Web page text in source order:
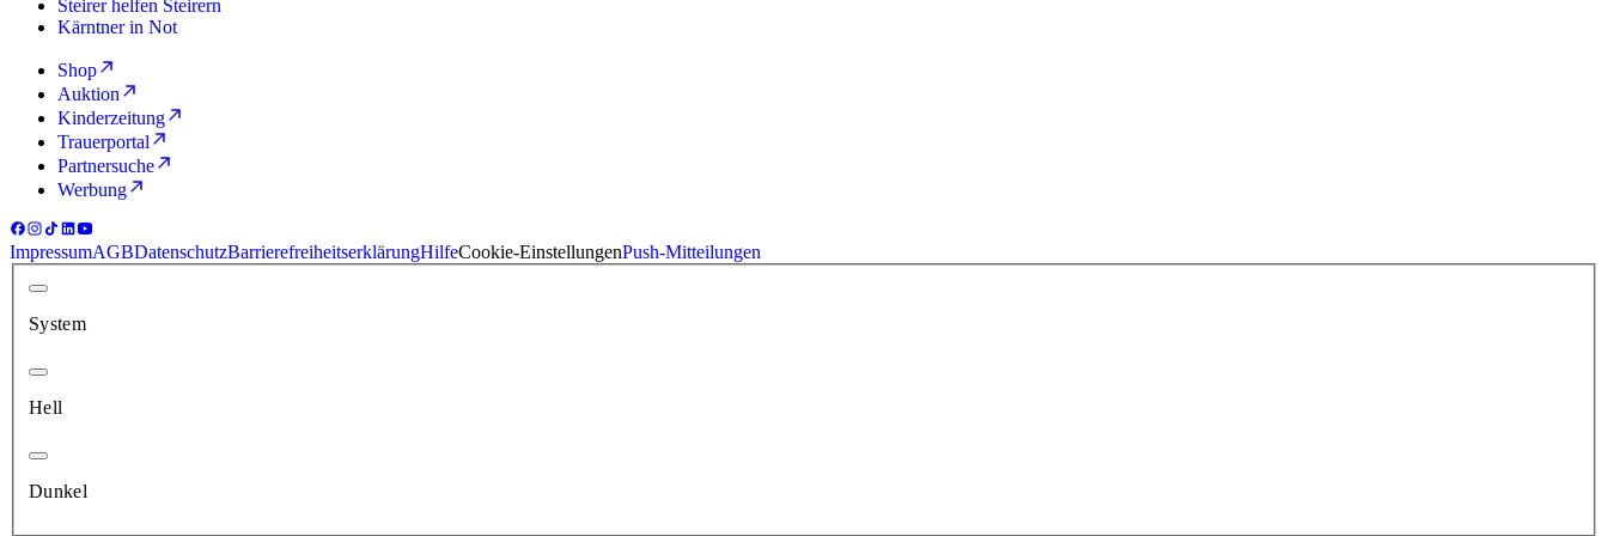
Steirer helfen Steirern
Kärntner in Not
Shop
Auktion
Kinderzeitung
Trauerportal
Partnersuche
Werbung
ImpressumAGBDatenschutzBarrierefreiheitserklärungHilfeCookie-EinstellungenPush-Mitteilungen
System
Hell
Dunkel